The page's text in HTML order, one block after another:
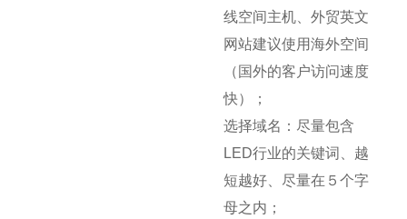
线空间主机、外贸英文
网站建议使用海外空间
（国外的客户访问速度
快）；
选择域名：尽量包含
LED行业的关键词、越
短越好、尽量在５个字
母之内；